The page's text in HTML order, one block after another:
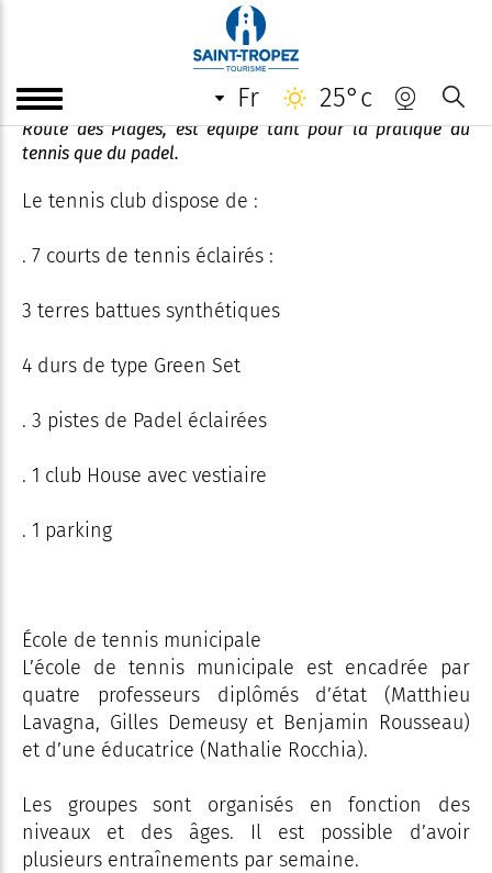
fr 25°c
Tennis municipal Pierre-Philippot
Le centre de tennis municipal Pierre Philippot, situé
Route des Plages, est équipé tant pour la pratique du
tennis que du padel.
Le tennis club dispose de :
. 7 courts de tennis éclairés :
3 terres battues synthétiques
4 durs de type Green Set
. 3 pistes de Padel éclairées
. 1 club House avec vestiaire
. 1 parking
École de tennis municipale
L’école de tennis municipale est encadrée par
quatre professeurs diplômés d’état (Matthieu
Lavagna, Gilles Demeusy et Benjamin Rousseau)
et d’une éducatrice (Nathalie Rocchia).
Les groupes sont organisés en fonction des
niveaux et des âges. Il est possible d’avoir
plusieurs entraînements par semaine.